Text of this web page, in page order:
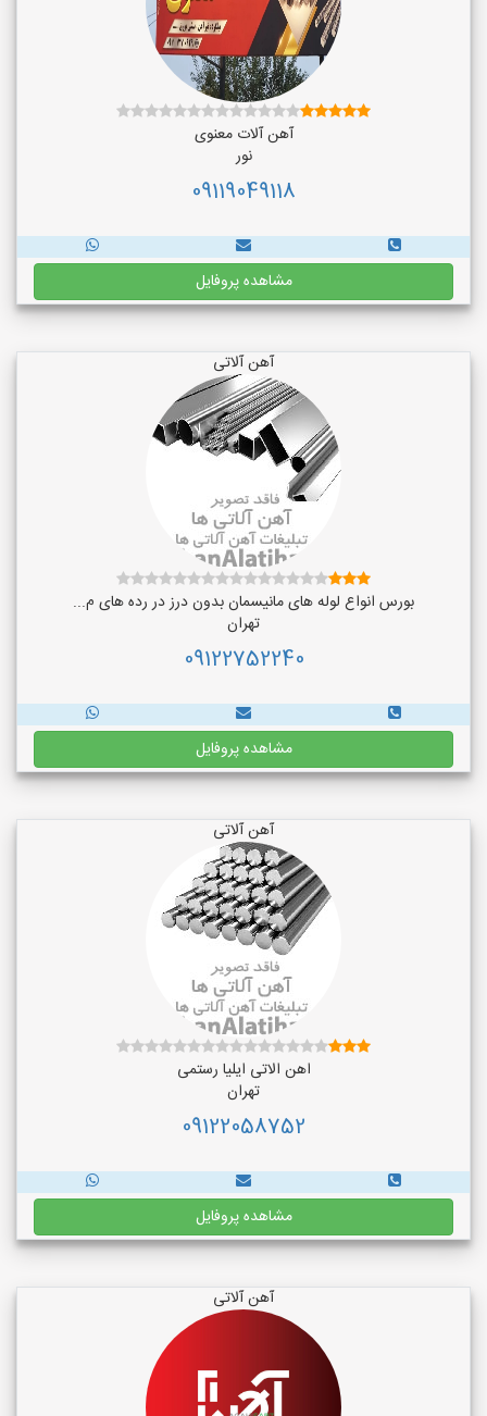
آهن آلات معنوی
نور
09119049118
مشاهده پروفایل
آهن آلاتی
بورس انواع لوله های مانیسمان بدون درز در رده های م...
تهران
09122752240
مشاهده پروفایل
آهن آلاتی
اهن الاتی ایلیا رستمی
تهران
09122058752
مشاهده پروفایل
آهن آلاتی